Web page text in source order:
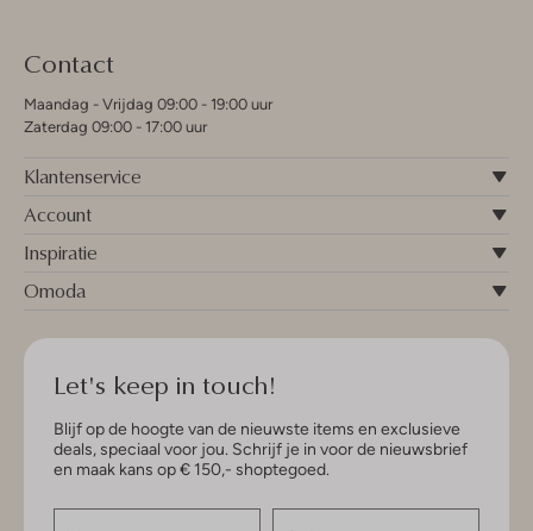
Contact
Maandag - Vrijdag 09:00 - 19:00 uur
Zaterdag 09:00 - 17:00 uur
Klantenservice
Account
Inspiratie
Omoda
Let's keep in touch!
Blijf op de hoogte van de nieuwste items en exclusieve
deals, speciaal voor jou. Schrijf je in voor de nieuwsbrief
en maak kans op € 150,- shoptegoed.